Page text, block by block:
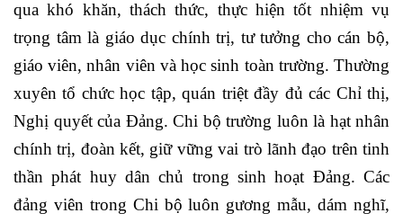
qua khó khăn, thách thức, thực hiện tốt nhiệm vụ
trọng tâm là giáo dục chính trị, tư tưởng cho cán bộ,
giáo viên, nhân viên và học sinh toàn trường. Thường
xuyên tổ chức học tập, quán triệt đầy đủ các Chỉ thị,
Nghị quyết của Đảng. Chi bộ trường luôn là hạt nhân
chính trị, đoàn kết, giữ vững vai trò lãnh đạo trên tinh
thần phát huy dân chủ trong sinh hoạt Đảng. Các
đảng viên trong Chi bộ luôn gương mẫu, dám nghĩ,